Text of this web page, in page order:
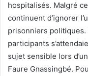
hospitalisés. Malgré
continuent d’ignorer
prisonniers politiques.
participants
sujet sensible lors
Faure Gnassingbé.